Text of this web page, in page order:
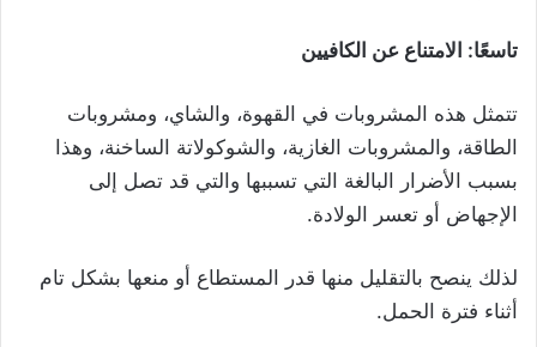
تاسعًا: الامتناع عن الكافيين
تتمثل هذه المشروبات في القهوة، والشاي، ومشروبات
الطاقة، والمشروبات الغازية، والشوكولاتة الساخنة، وهذا
بسبب الأضرار البالغة التي تسببها والتي قد تصل إلى
الإجهاض أو تعسر الولادة.
لذلك ينصح بالتقليل منها قدر المستطاع أو منعها بشكل تام
أثناء فترة الحمل.